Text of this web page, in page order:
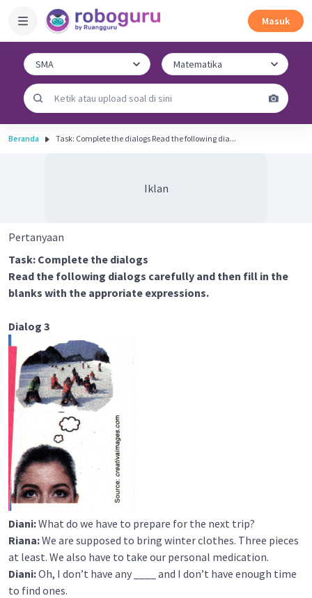
Masuk
Beranda Task: Complete the dialogs Read the following dia...
Iklan
Pertanyaan
Task: Complete the dialogs
Read the following dialogs carefully and then fill in the
blanks with the approriate expressions.
Dialog 3
Diani:What do we have to prepare for the next trip?
Riana:We are supposed to bring winter clothes. Three pieces
at least. We also have to take our personal medication.
Diani:Oh, I don’t have any ____ and I don’t have enough time
to find ones.